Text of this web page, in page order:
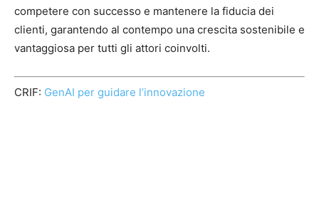
competere con successo e mantenere la fiducia dei
clienti, garantendo al contempo una crescita sostenibile e
vantaggiosa per tutti gli attori coinvolti.
CRIF: GenAI per guidare l’innovazione